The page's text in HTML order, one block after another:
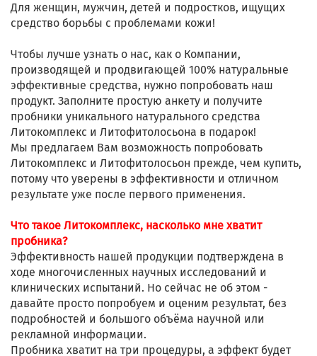
Для женщин, мужчин, детей и подростков, ищущих
средство борьбы с проблемами кожи!
Чтобы лучше узнать о нас, как о Компании,
производящей и продвигающей 100% натуральные
эффективные средства, нужно попробовать наш
продукт. Заполните простую анкету и получите
пробники уникального натурального средства
Литокомплекс и Литофитолосьона в подарок!
Мы предлагаем Вам возможность попробовать
Литокомплекс и Литофитолосьон прежде, чем купить,
потому что уверены в эффективности и отличном
результате уже после первого применения.
Что такое Литокомплекс, насколько мне хватит
пробника?
Эффективность нашей продукции подтверждена в
ходе многочисленных научных исследований и
клинических испытаний. Но сейчас не об этом -
давайте просто попробуем и оценим результат, без
подробностей и большого объёма научной или
рекламной информации.
Пробника хватит на три процедуры, а эффект будет